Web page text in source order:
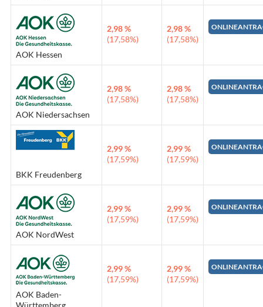
AOK Hessen
2,98 %
(17,58%)
2,98 %
(17,58%)
AOK Niedersachsen
2,98 %
(17,58%)
2,98 %
(17,58%)
BKK Freudenberg
2,99 %
(17,59%)
2,99 %
(17,59%)
AOK NordWest
2,99 %
(17,59%)
2,99 %
(17,59%)
AOK Baden-
Württemberg
2,99 %
(17,59%)
2,99 %
(17,59%)